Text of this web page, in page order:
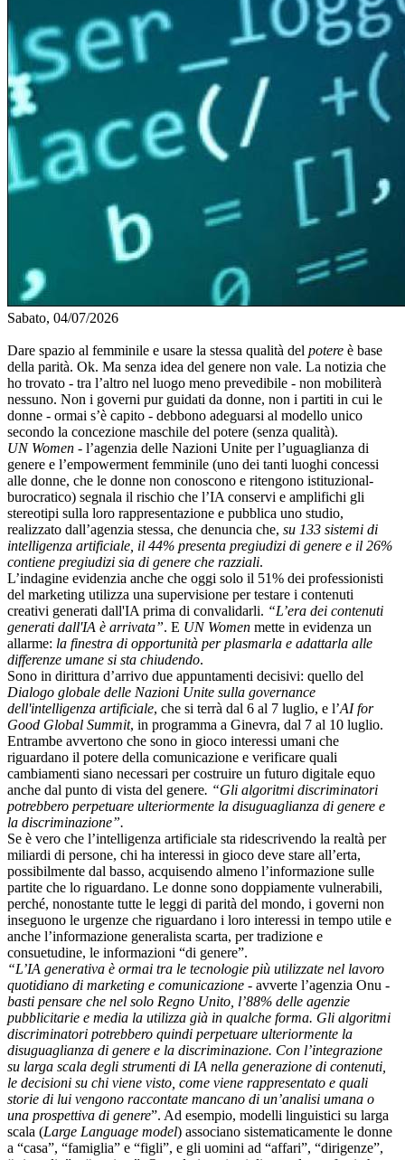
Sabato, 04/07/2026
Dare spazio al femminile e usare la stessa qualità del potere è base
della parità. Ok. Ma senza idea del genere non vale. La notizia che
ho trovato - tra l’altro nel luogo meno prevedibile - non mobiliterà
nessuno. Non i governi pur guidati da donne, non i partiti in cui le
donne - ormai s’è capito - debbono adeguarsi al modello unico
secondo la concezione maschile del potere (senza qualità).
UN Women - l’agenzia delle Nazioni Unite per l’uguaglianza di
genere e l’empowerment femminile (uno dei tanti luoghi concessi
alle donne, che le donne non conoscono e ritengono istituzional-
burocratico) segnala il rischio che l’IA conservi e amplifichi gli
stereotipi sulla loro rappresentazione e pubblica uno studio,
realizzato dall’agenzia stessa, che denuncia che, su 133 sistemi di
intelligenza artificiale, il 44% presenta pregiudizi di genere e il 26%
contiene pregiudizi sia di genere che razziali.
L’indagine evidenzia anche che oggi solo il 51% dei professionisti
del marketing utilizza una supervisione per testare i contenuti
creativi generati dall'IA prima di convalidarli. “L’era dei contenuti
generati dall'IA è arrivata”. E UN Women mette in evidenza un
allarme: la finestra di opportunità per plasmarla e adattarla alle
differenze umane si sta chiudendo.
Sono in dirittura d’arrivo due appuntamenti decisivi: quello del
Dialogo globale delle Nazioni Unite sulla governance
dell'intelligenza artificiale, che si terrà dal 6 al 7 luglio, e l’AI for
Good Global Summit, in programma a Ginevra, dal 7 al 10 luglio.
Entrambe avvertono che sono in gioco interessi umani che
riguardano il potere della comunicazione e verificare quali
cambiamenti siano necessari per costruire un futuro digitale equo
anche dal punto di vista del genere. “Gli algoritmi discriminatori
potrebbero perpetuare ulteriormente la disuguaglianza di genere e
la discriminazione”.
Se è vero che l’intelligenza artificiale sta ridescrivendo la realtà per
miliardi di persone, chi ha interessi in gioco deve stare all’erta,
possibilmente dal basso, acquisendo almeno l’informazione sulle
partite che lo riguardano. Le donne sono doppiamente vulnerabili,
perché, nonostante tutte le leggi di parità del mondo, i governi non
inseguono le urgenze che riguardano i loro interessi in tempo utile e
anche l’informazione generalista scarta, per tradizione e
consuetudine, le informazioni “di genere”.
“L’IA generativa è ormai tra le tecnologie più utilizzate nel lavoro
quotidiano di marketing e comunicazione - avverte l’agenzia Onu -
basti pensare che nel solo Regno Unito, l’88% delle agenzie
pubblicitarie e media la utilizza già in qualche forma. Gli algoritmi
discriminatori potrebbero quindi perpetuare ulteriormente la
disuguaglianza di genere e la discriminazione. Con l’integrazione
su larga scala degli strumenti di IA nella generazione di contenuti,
le decisioni su chi viene visto, come viene rappresentato e quali
storie di lui vengono raccontate mancano di un’analisi umana o
una prospettiva di genere”. Ad esempio, modelli linguistici su larga
scala (Large Language model) associano sistematicamente le donne
a “casa”, “famiglia” e “figli”, e gli uomini ad “affari”, “dirigenze”,